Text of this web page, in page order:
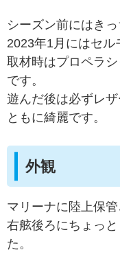
シーズン前にはき
2023年1月にはセル
取材時はプロペラ
です。
遊んだ後は必ずレ
ともに綺麗です。
外観
マリーナに陸上保
右舷後ろにちょっ
た。